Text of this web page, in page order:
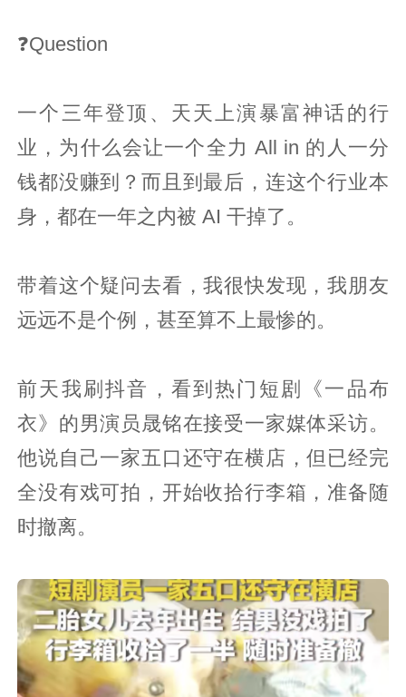
❓Question
一个三年登顶、天天上演暴富神话的行
业，为什么会让一个全力 All in 的人一分
钱都没赚到？而且到最后，连这个行业本
身，都在一年之内被 AI 干掉了。
带着这个疑问去看，我很快发现，我朋友
远远不是个例，甚至算不上最惨的。
前天我刷抖音，看到热门短剧《一品布
衣》的男演员晟铭在接受一家媒体采访。
他说自己一家五口还守在横店，但已经完
全没有戏可拍，开始收拾行李箱，准备随
时撤离。